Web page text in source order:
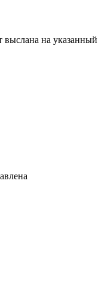
выслана на указанный